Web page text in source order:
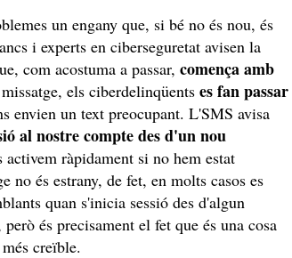
un engany que, si bé no és nou, és
i experts en ciberseguretat avisen la
com acostuma a passar,comença amb
els ciberdelinqüentses fan passar
envien un text preocupant. L'SMS avisa
al nostre compte des d'un nou
activem ràpidament si no hem estat
no és estrany, de fet, en molts casos es
quan s'inicia sessió des d'algun
és precisament el fet que és una cosa
creïble.